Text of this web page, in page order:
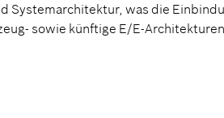
Systemarchitektur, was die
sowie künftige E/E-